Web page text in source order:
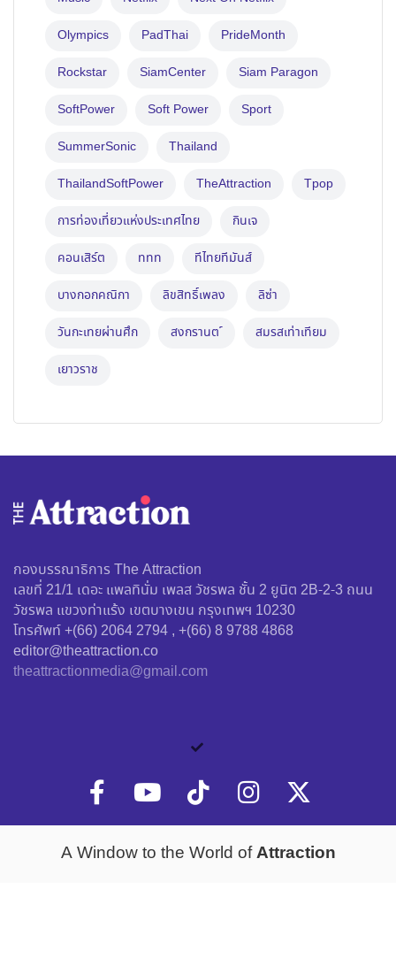
Olympics PadThai PrideMonth
Rockstar SiamCenter Siam Paragon
SoftPower Soft Power Sport
SummerSonic Thailand
ThailandSoftPower TheAttraction Tpop
การท่องเที่ยวแห่งประเทศไทย กินเจ
คอนเสิร์ต ททท ทีไทยทีมันส์
บางกอกคณิกา ลิขสิทธิ์เพลง ลิซ่า
วันกะเทยผ่านศึก สงกรานต ์ สมรสเท่าเทียม
เยาวราช
กองบรรณาธิการ The Attraction
เลขที่ 21/1 เดอะ แพลทินั่ม เพลส วัชรพล ชั้น 2 ยูนิต 2B-2-3 ถนน
วัชรพล แขวงท่าแร้ง เขตบางเขน กรุงเทพฯ 10230
โทรศัพท์ +(66) 2064 2794 , +(66) 8 9788 4868
editor@theattraction.co
theattractionmedia@gmail.com
A Window to the World ofAttraction